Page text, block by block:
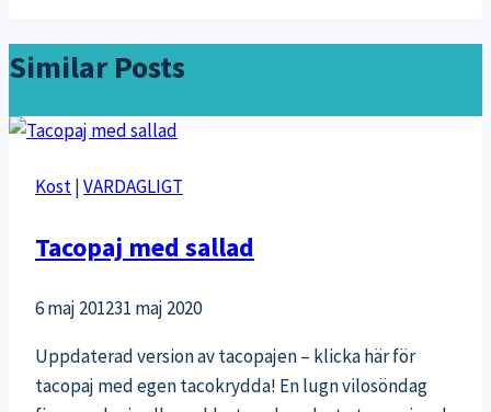
Similar Posts
Kost|VARDAGLIGT
Tacopaj med sallad
6 maj 201231 maj 2020
Uppdaterad version av tacopajen – klicka här för
tacopaj med egen tacokrydda! En lugn vilosöndag